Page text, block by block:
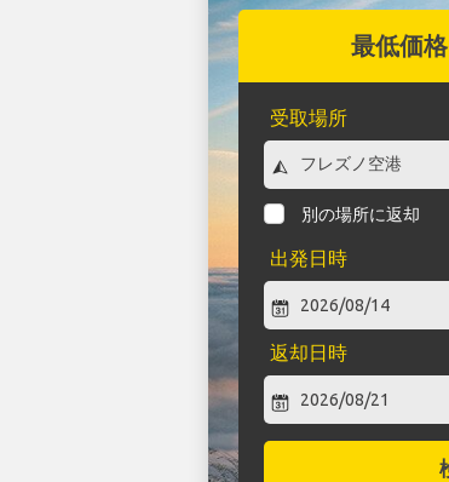
最低価
受取場所
別の場所に返却
出発日時
返却日時